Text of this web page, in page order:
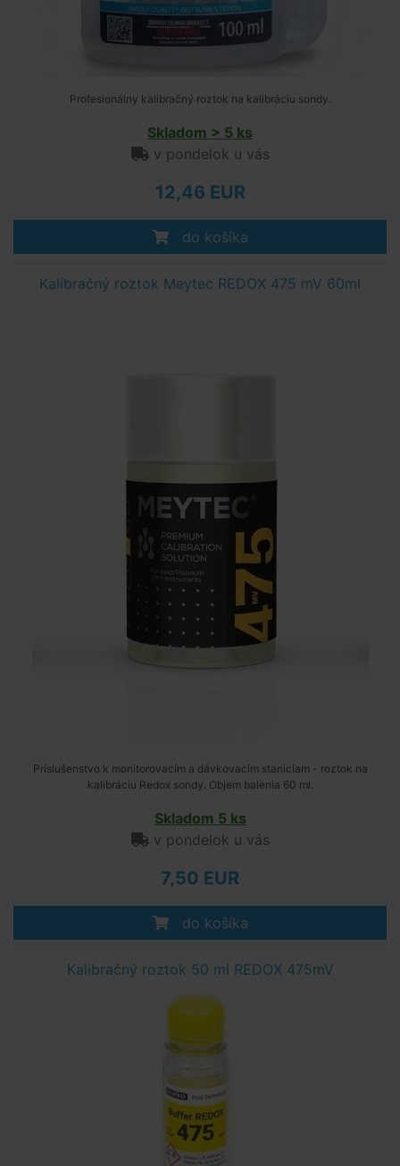
Profesionálny kalibračný roztok na kalibráciu sondy.
Skladom > 5 ks
v pondelok u vás
12,46 EUR
do košíka
Kalibračný roztok Meytec REDOX 475 mV 60ml
Príslušenstvo k monitorovacím a dávkovacím staniciam - roztok na
kalibráciu Redox sondy. Objem balenia 60 ml.
Skladom 5 ks
v pondelok u vás
7,50 EUR
do košíka
Kalibračný roztok 50 ml REDOX 475mV